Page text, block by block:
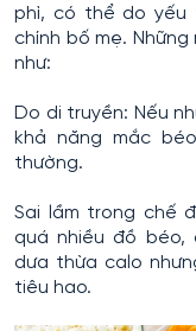
phì, có thể do yếu
chính bố mẹ.
như:
Do di truyền: Nếu
khả năng mắc
thường.
Sai lầm trong chế
quá nhiều đồ béo,
dưa thừa calo
tiêu hao.